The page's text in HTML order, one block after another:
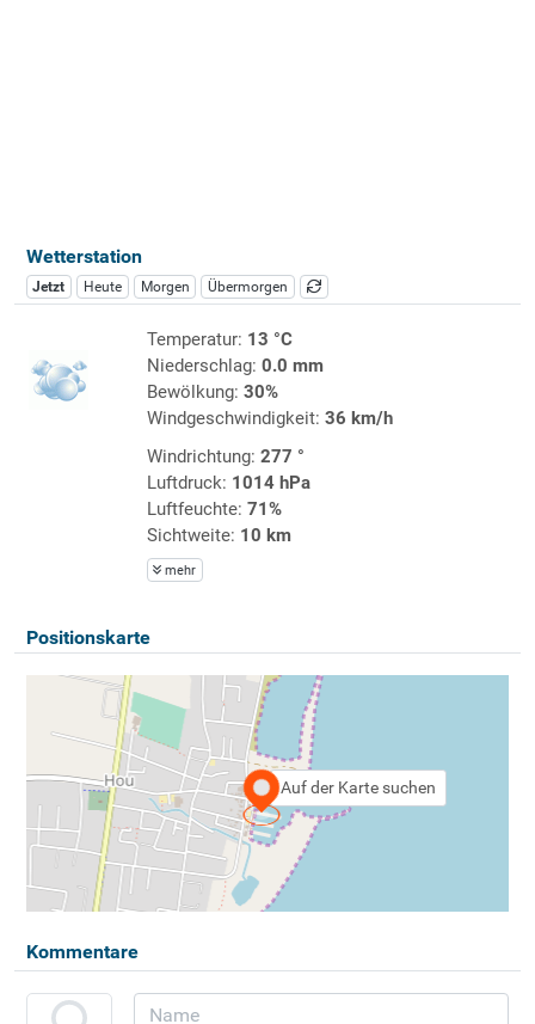
Wetterstation
Jetzt Heute Morgen Übermorgen
Temperatur: 13 °C
Niederschlag: 0.0 mm
Bewölkung: 30%
Windgeschwindigkeit: 36 km/h
Windrichtung: 277 °
Luftdruck: 1014 hPa
Luftfeuchte: 71%
Sichtweite: 10 km
mehr
Positionskarte
Auf der Karte suchen
Kommentare